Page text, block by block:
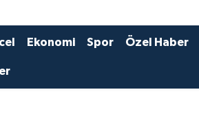
Ekonomi Spor Özel Haber